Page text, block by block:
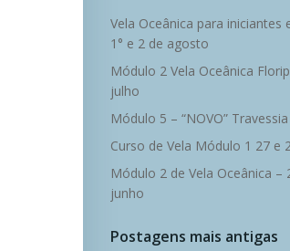
Vela Oceânica para iniciantes
1° e 2 de agosto
Módulo 2 Vela Oceânica
julho
Módulo 5 – “NOVO”
Curso de Vela Módulo 1 27 e
Módulo 2 de Vela Oceânica –
junho
Postagens mais antigas